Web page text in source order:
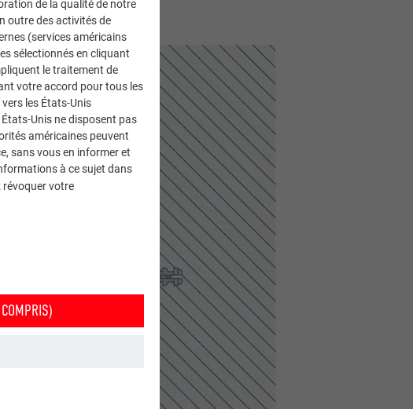
de la qualité de notre
outre des activités de
(services américains
sélectionnés en cliquant
le traitement de
votre accord pour tous les
les États-Unis
Unis ne disposent pas
américaines peuvent
sans vous en informer et
à ce sujet dans
révoquer votre